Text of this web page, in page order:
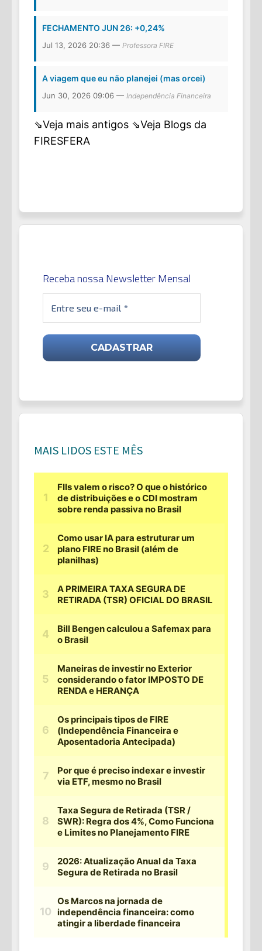
FECHAMENTO JUN 26: +0,24%
Jul 13, 2026 20:36 — Professora FIRE
A viagem que eu não planejei (mas orcei)
Jun 30, 2026 09:06 — Independência Financeira
⇘Veja mais antigos ⇘Veja Blogs da
FIRESFERA
Receba nossa Newsletter Mensal
MAIS LIDOS ESTE MÊS